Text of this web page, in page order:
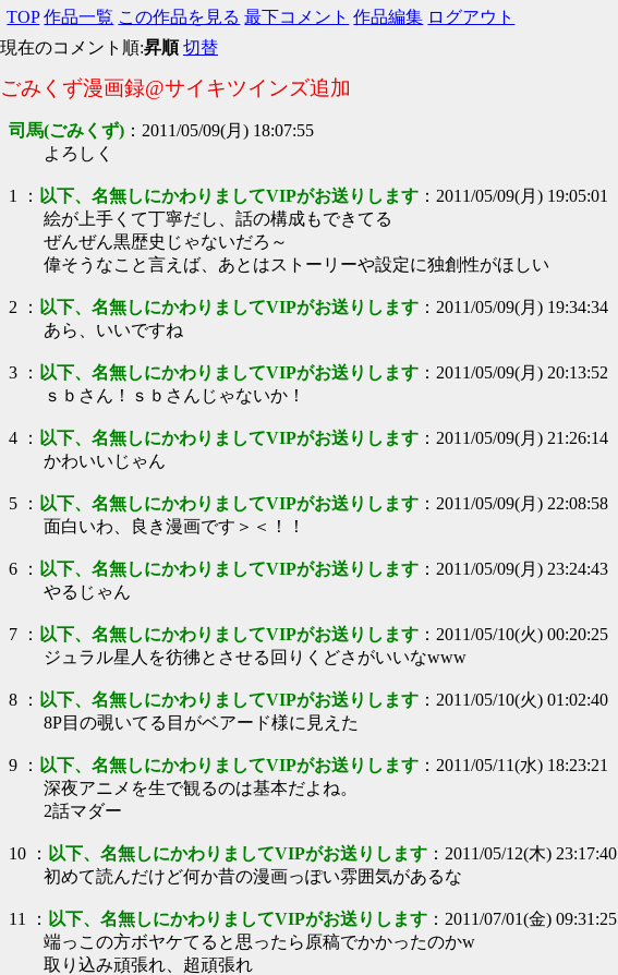
TOP 作品一覧 この作品を見る 最下コメント 作品編集 ログアウト
現在のコメント順:昇順 切替
ごみくず漫画録@サイキツインズ追加
司馬(ごみくず) ： 2011/05/09(月) 18:07:55
よろしく
1 ： 以下、名無しにかわりましてVIPがお送りします ： 2011/05/09(月) 19:05:01
絵が上手くて丁寧だし、話の構成もできてる
ぜんぜん黒歴史じゃないだろ～
偉そうなこと言えば、あとはストーリーや設定に独創性がほしい
2 ： 以下、名無しにかわりましてVIPがお送りします ： 2011/05/09(月) 19:34:34
あら、いいですね
3 ： 以下、名無しにかわりましてVIPがお送りします ： 2011/05/09(月) 20:13:52
ｓｂさん！ｓｂさんじゃないか！
4 ： 以下、名無しにかわりましてVIPがお送りします ： 2011/05/09(月) 21:26:14
かわいいじゃん
5 ： 以下、名無しにかわりましてVIPがお送りします ： 2011/05/09(月) 22:08:58
面白いわ、良き漫画です＞＜！！
6 ： 以下、名無しにかわりましてVIPがお送りします ： 2011/05/09(月) 23:24:43
やるじゃん
7 ： 以下、名無しにかわりましてVIPがお送りします ： 2011/05/10(火) 00:20:25
ジュラル星人を彷彿とさせる回りくどさがいいなwww
8 ： 以下、名無しにかわりましてVIPがお送りします ： 2011/05/10(火) 01:02:40
8P目の覗いてる目がベアード様に見えた
9 ： 以下、名無しにかわりましてVIPがお送りします ： 2011/05/11(水) 18:23:21
深夜アニメを生で観るのは基本だよね。
2話マダー
10 ： 以下、名無しにかわりましてVIPがお送りします ： 2011/05/12(木) 23:17:40
初めて読んだけど何か昔の漫画っぽい雰囲気があるな
11 ： 以下、名無しにかわりましてVIPがお送りします ： 2011/07/01(金) 09:31:25
端っこの方ボヤケてると思ったら原稿でかかったのかw
取り込み頑張れ、超頑張れ